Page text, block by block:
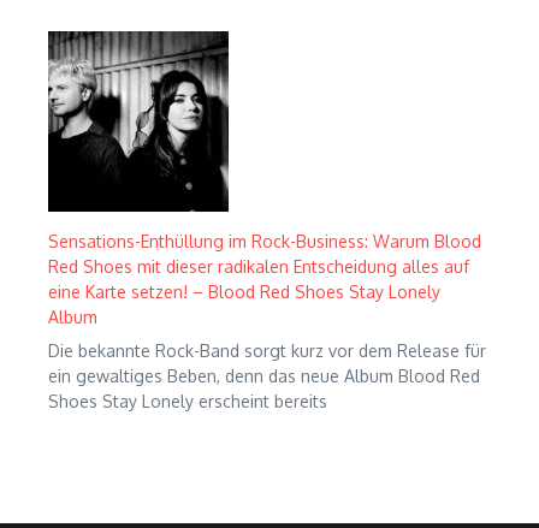
Sensations-Enthüllung im Rock-Business: Warum Blood
Red Shoes mit dieser radikalen Entscheidung alles auf
eine Karte setzen! – Blood Red Shoes Stay Lonely
Album
Die bekannte Rock-Band sorgt kurz vor dem Release für
ein gewaltiges Beben, denn das neue Album Blood Red
Shoes Stay Lonely erscheint bereits